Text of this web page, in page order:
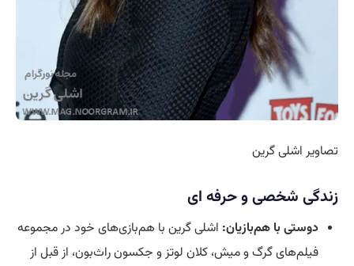
تصاویر اشلی گرین
زندگی شخصی و حرفه ای
دوستی با هم‌بازیان: اشلی گرین با هم‌بازی‌های خود در مجموعه
فیلم‌های گرگ و میش، کلان لوتز و جکسون راث‌بون، از قبل از